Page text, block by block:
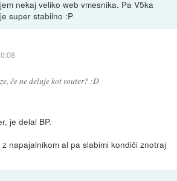
nekaj veliko web vmesnika. Pa V5ka
super stabilno :P
če ne deluje kot router? :D
je delal BP.
napajalnikom al pa slabimi kondiči znotraj